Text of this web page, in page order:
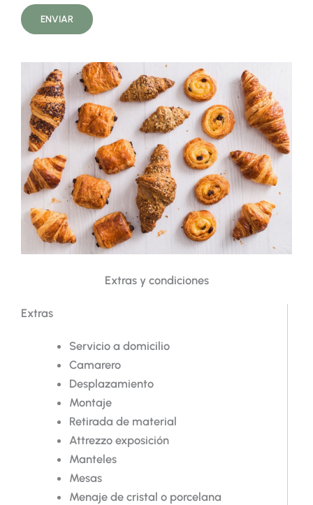
Extras y condiciones
Extras
Servicio a domicilio
Camarero
Desplazamiento
Montaje
Retirada de material
Attrezzo exposición
Manteles
Mesas
Menaje de cristal o porcelana